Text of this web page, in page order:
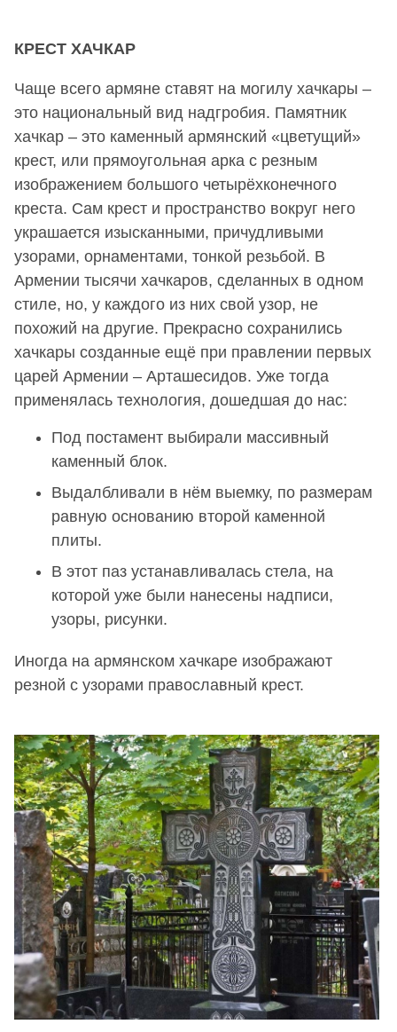
КРЕСТ ХАЧКАР
Чаще всего армяне ставят на могилу хачкары –
это национальный вид надгробия. Памятник
хачкар – это каменный армянский «цветущий»
крест, или прямоугольная арка с резным
изображением большого четырёхконечного
креста. Сам крест и пространство вокруг него
украшается изысканными, причудливыми
узорами, орнаментами, тонкой резьбой. В
Армении тысячи хачкаров, сделанных в одном
стиле, но, у каждого из них свой узор, не
похожий на другие. Прекрасно сохранились
хачкары созданные ещё при правлении первых
царей Армении – Арташесидов. Уже тогда
применялась технология, дошедшая до нас:
Под постамент выбирали массивный
каменный блок.
Выдалбливали в нём выемку, по размерам
равную основанию второй каменной
плиты.
В этот паз устанавливалась стела, на
которой уже были нанесены надписи,
узоры, рисунки.
Иногда на армянском хачкаре изображают
резной с узорами православный крест.